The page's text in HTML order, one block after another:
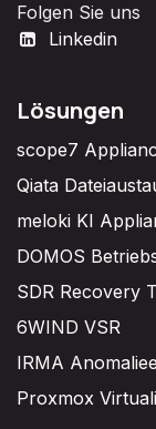
Folgen Sie uns
Linkedin
Lösungen
scope7
Qiata
meloki KI
DOMOS
SDR Recovery
6WIND VSR
IRMA
Proxmox